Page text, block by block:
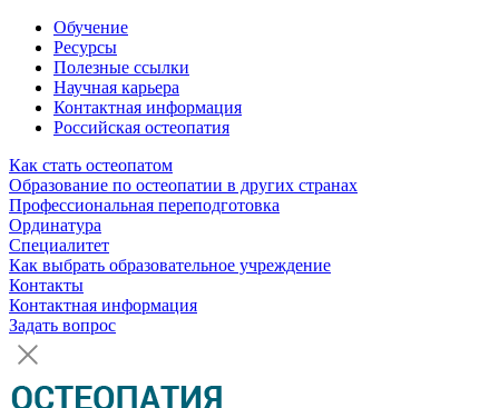
Обучение
Ресурсы
Полезные ссылки
Научная карьера
Контактная информация
Российская остеопатия
Как стать остеопатом
Образование по остеопатии в других странах
Профессиональная переподготовка
Ординатура
Специалитет
Как выбрать образовательное учреждение
Контакты
Контактная информация
Задать вопрос